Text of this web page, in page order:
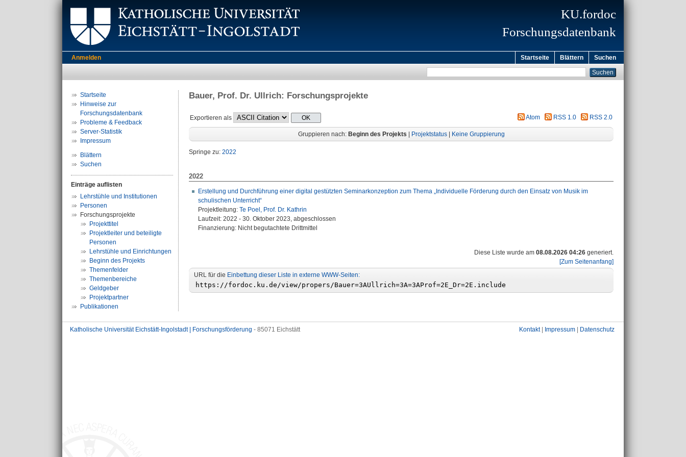
KU.fordoc
Forschungsdatenbank
Anmelden Startseite Blättern Suchen
Startseite
Hinweise zur
Forschungsdatenbank
Probleme & Feedback
Server-Statistik
Impressum
Blättern
Suchen
Einträge auflisten
Lehrstühle und Institutionen
Personen
Forschungsprojekte
Projekttitel
Projektleiter und beteiligte
Personen
Lehrstühle und Einrichtungen
Beginn des Projekts
Themenfelder
Themenbereiche
Geldgeber
Projektpartner
Publikationen
Bauer, Prof. Dr. Ullrich: Forschungsprojekte
Exportieren als Atom RSS 1.0 RSS 2.0
Gruppieren nach: Beginn des Projekts Projektstatus| Keine Gruppierung
Springe zu: 2022
2022
Erstellung und Durchführung einer digital gestützten Seminarkonzeption zum Thema „Individuelle Förderung durch den Einsatz von Musik im
schulischen Unterricht“
Projektleitung: Te Poel, Prof. Dr. Kathrin
Laufzeit: 2022 - 30. Oktober 2023, abgeschlossen
Finanzierung: Nicht begutachtete Drittmittel
Diese Liste wurde am 08.08.2026 04:26 generiert.
[Zum Seitenanfang]
URL für die Einbettung dieser Liste in externe WWW-Seiten:
Katholische Universität Eichstätt-Ingolstadt | Forschungsförderung - 85071 Eichstätt Kontakt| Impressum Datenschutz